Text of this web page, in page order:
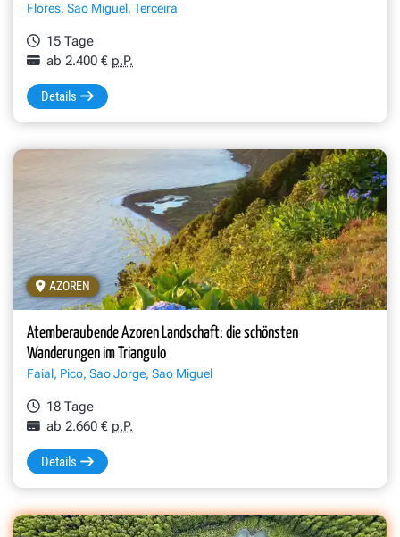
Flores, Sao Miguel, Terceira
15 Tage
ab 2.400 € p.P.
Details
AZOREN
Atemberaubende Azoren Landschaft: die schönsten
Wanderungen im Triangulo
Faial, Pico, Sao Jorge, Sao Miguel
18 Tage
ab 2.660 € p.P.
Details